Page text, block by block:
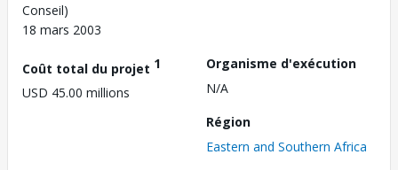
Conseil)
18 mars 2003
Coût total du projet 1
USD 45.00 millions
Organisme d'exécution
N/A
Région
Eastern and Southern Africa